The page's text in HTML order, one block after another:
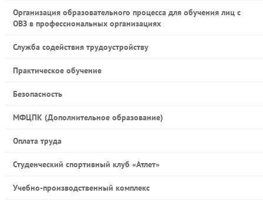
Организация образовательного процесса для обучения лиц с
ОВЗ в профессиональных организациях
Служба содействия трудоустройству
Практическое обучение
Безопасность
МФЦПК (Дополнительное образование)
Оплата труда
Студенческий спортивный клуб «Атлет»
Учебно-производственный комплекс